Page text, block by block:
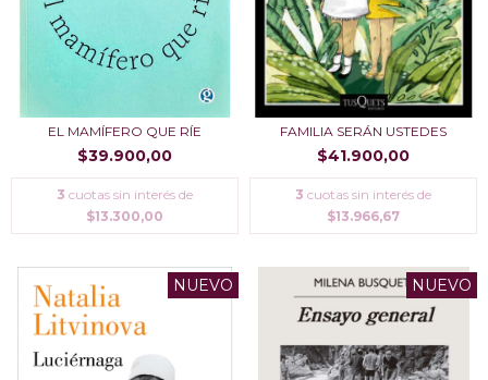
EL MAMÍFERO QUE RÍE
$39.900,00
3 cuotas sin interés de
$13.300,00
FAMILIA SERÁN USTEDES
$41.900,00
3 cuotas sin interés de
$13.966,67
NUEVO NUEVO